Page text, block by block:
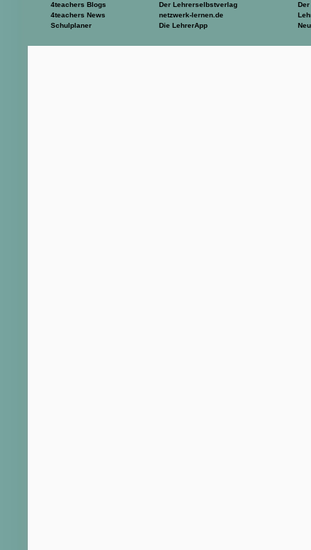
4teachers Blogs
4teachers News
Schulplaner
Der Lehrerselbstverlag
netzwerk-lernen.de
Die LehrerApp